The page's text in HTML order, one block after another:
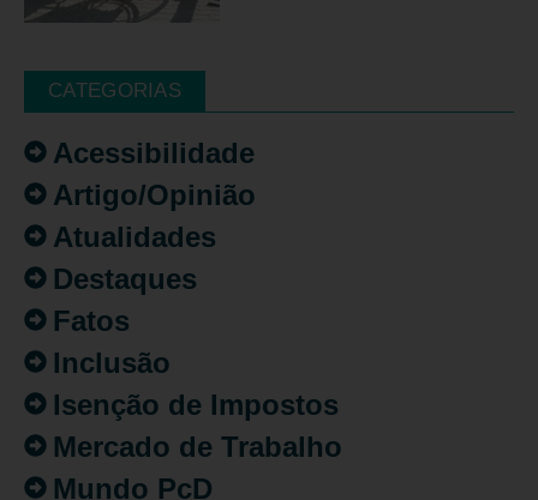
CATEGORIAS
Acessibilidade
Artigo/Opinião
Atualidades
Destaques
Fatos
Inclusão
Isenção de Impostos
Mercado de Trabalho
Mundo PcD